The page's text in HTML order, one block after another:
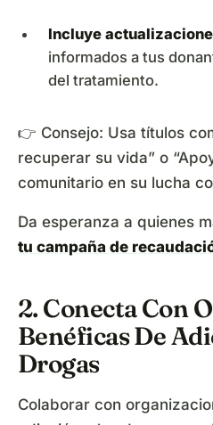
Incluye
informados a tus
del tratamiento.
👉 Consejo: Usa títulos
recuperar su vida” o
comunitario en su lucha
Da esperanza a quienes
tu campaña de
2. Conecta Con
Benéficas De
Drogas
Colaborar con